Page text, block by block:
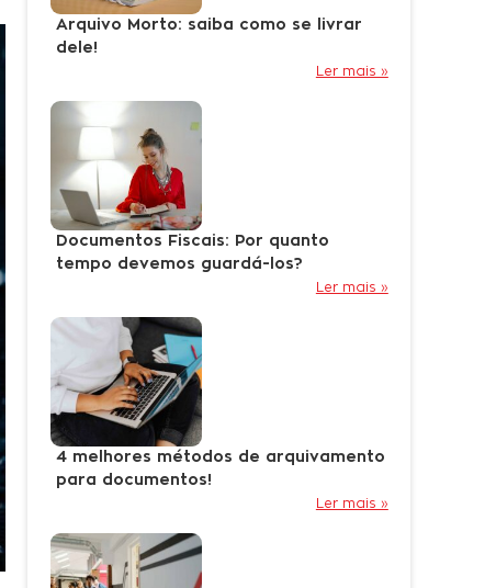
Arquivo Morto: saiba como se livrar
dele!
Ler mais »
Documentos Fiscais: Por quanto
tempo devemos guardá-los?
Ler mais »
4 melhores métodos de arquivamento
para documentos!
Ler mais »